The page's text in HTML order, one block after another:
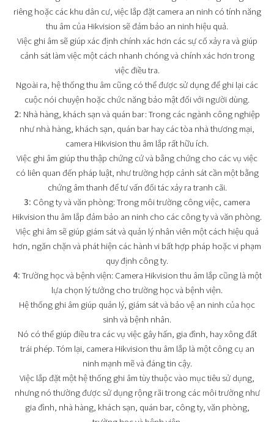
riêng hoặc các khu dân cư, việc lắp đặt camera an ninh có tính năng
thu âm của Hikvision sẽ đảm bảo an ninh hiệu quả.
Việc ghi âm sẽ giúp xác định chính xác hơn các sự cố xảy ra và giúp
cảnh sát làm việc một cách nhanh chóng và chính xác hơn trong
việc điều tra.
Ngoài ra, hệ thống thu âm cũng có thể được sử dụng để ghi lại các
cuộc nói chuyện hoặc chức năng bảo mật đối với người dùng.
2: Nhà hàng, khách sạn và quán bar: Trong các ngành công nghiệp
như nhà hàng, khách sạn, quán bar hay các tòa nhà thương mại,
camera Hikvision thu âm lắp rất hữu ích.
Việc ghi âm giúp thu thập chứng cứ và bằng chứng cho các vụ việc
có liên quan đến pháp luật, như trường hợp cảnh sát cần một bằng
chứng âm thanh để tư vấn đối tác xảy ra tranh cãi.
3: Công ty và văn phòng: Trong môi trường công việc, camera
Hikvision thu âm lắp đảm bảo an ninh cho các công ty và văn phòng.
Việc ghi âm sẽ giúp giám sát và quản lý nhân viên một cách hiệu quả
hơn, ngăn chặn và phát hiện các hành vi bất hợp pháp hoặc vi phạm
quy định công ty.
4: Trường học và bệnh viện: Camera Hikvision thu âm lắp cũng là một
lựa chọn lý tưởng cho trường học và bệnh viện.
Hệ thống ghi âm giúp quản lý, giám sát và bảo vệ an ninh của học
sinh và bệnh nhân.
Nó có thể giúp điều tra các vụ việc gây hấn, gia đình, hay xông đất
trái phép. Tóm lại, camera Hikvision thu âm lắp là một công cụ an
ninh mạnh mẽ và đáng tin cậy.
Việc lắp đặt một hệ thống ghi âm tùy thuộc vào mục tiêu sử dụng,
nhưng nó thường được sử dụng rộng rãi trong các môi trường như
gia đình, nhà hàng, khách sạn, quán bar, công ty, văn phòng,